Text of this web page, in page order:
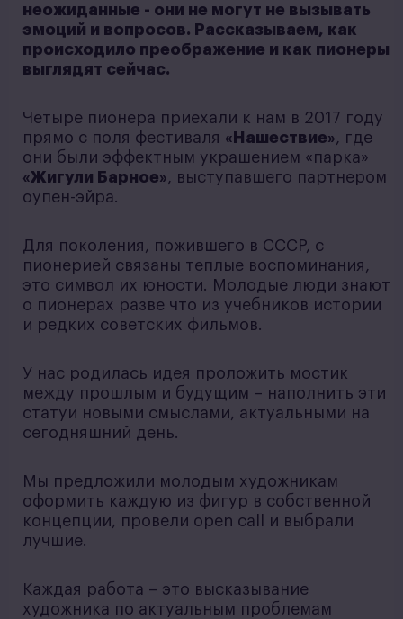
неожиданные - они не могут не вызывать
эмоций и вопросов. Рассказываем, как
происходило преображение и как пионеры
выглядят сейчас.
Четыре пионера приехали к нам в 2017 году
прямо с поля фестиваля «Нашествие» , где
они были эффектным украшением «парка»
«Жигули Барное» , выступавшего партнером
оупен-эйра.
Для поколения, пожившего в СССР, с
пионерией связаны теплые воспоминания,
это символ их юности. Молодые люди знают
о пионерах разве что из учебников истории
и редких советских фильмов.
У нас родилась идея проложить мостик
между прошлым и будущим – наполнить эти
статуи новыми смыслами, актуальными на
сегодняшний день.
Мы предложили молодым художникам
оформить каждую из фигур в собственной
концепции, провели open call и выбрали
лучшие.
Каждая работа – это высказывание
художника по актуальным проблемам